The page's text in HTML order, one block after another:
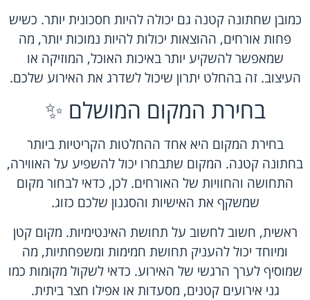
כמובן שחתונה קטנה גם יכולה להיות חסכונית יותר. כשיש
פחות אורחים, ההוצאות יכולות להיות נמוכות יותר, מה
שמאפשר להשקיע יותר באיכות האוכל, המוזיקה או
העיצוב. זה בהחלט יתרון שיכול לשדרג את האירוע שלכם.
בחירת המקום המושלם ✨
בחירת המקום היא אחד ההחלטות הקריטיות ביותר
בחתונה קטנה. המקום שתבחרו יכול להשפיע על האווירה,
התחושה והחוויות של האורחים. לכן, כדאי לבחור מקום
שמשקף את האישיות והסגנון שלכם כזוג.
ראשית, חשוב לחשוב על תחושת האינטימיות. מקום קטן
ומיוחד יכול להעניק תחושת חמימות ומשפחתיות, מה
שמוסיף לערך הרגשי של האירוע. כדאי לשקול מקומות כמו
גני אירועים קטנים, מסעדות או אפילו חצר ביתית.